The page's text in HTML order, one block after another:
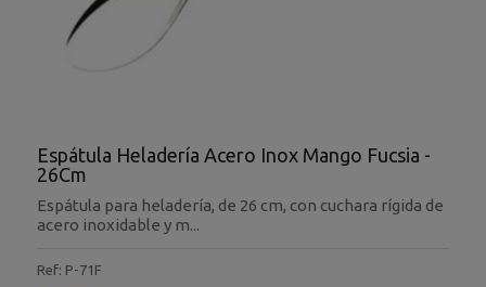
Espátula Heladería Acero Inox Mango Fucsia -
26Cm
Espátula para heladería, de 26 cm, con cuchara rígida de
acero inoxidable y m...
Ref: P-71F